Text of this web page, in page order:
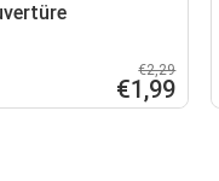
€2,29
€1,99